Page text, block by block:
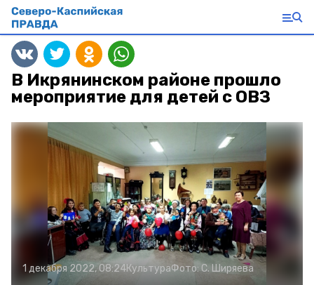
В Икрянинском районе прошло
мероприятие для детей с ОВЗ
1 декабря 2022, 08:24КультураФото:С. Ширяева